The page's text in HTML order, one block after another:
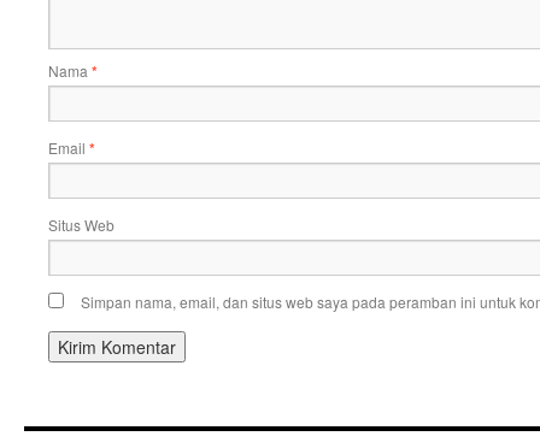
Nama *
Email *
Situs Web
Simpan nama, email, dan situs web saya pada peramban ini untuk